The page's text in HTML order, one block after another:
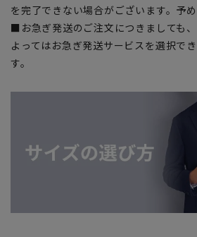
を完了できない場合がございます。予め
■お急ぎ発送のご注文につきましても
よってはお急ぎ発送サービスを選択で
す。